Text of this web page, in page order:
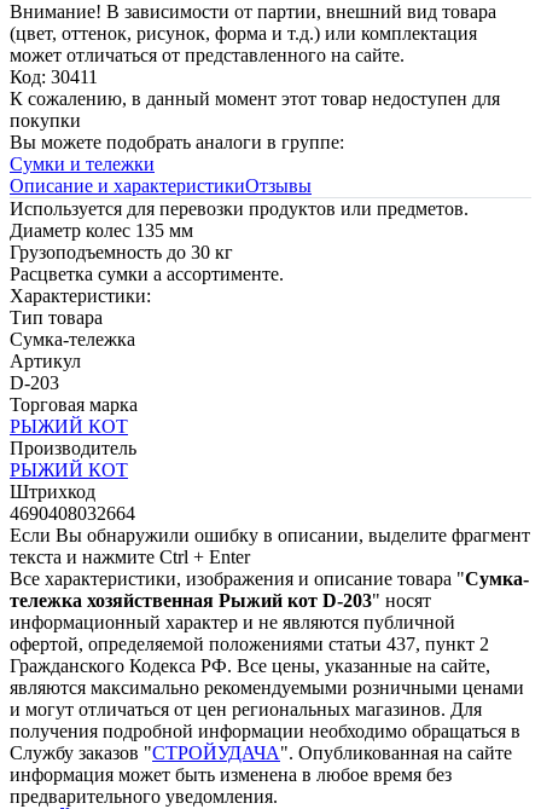
Внимание! В зависимости от партии, внешний вид товара
(цвет, оттенок, рисунок, форма и т.д.) или комплектация
может отличаться от представленного на сайте.
Код: 30411
К сожалению, в данный момент этот товар недоступен для
покупки
Вы можете подобрать аналоги в группе:
Сумки и тележки
Описание и характеристикиОтзывы
Используется для перевозки продуктов или предметов.
Диаметр колес 135 мм
Грузоподъемность до 30 кг
Расцветка сумки а ассортименте.
Характеристики:
Тип товара
Сумка-тележка
Артикул
D-203
Торговая марка
РЫЖИЙ КОТ
Производитель
РЫЖИЙ КОТ
Штрихкод
4690408032664
Если Вы обнаружили ошибку в описании, выделите фрагмент
текста и нажмите Ctrl + Enter
Все характеристики, изображения и описание товара "Сумка-
тележка хозяйственная Рыжий кот D-203" носят
информационный характер и не являются публичной
офертой, определяемой положениями статьи 437, пункт 2
Гражданского Кодекса РФ. Все цены, указанные на сайте,
являются максимально рекомендуемыми розничными ценами
и могут отличаться от цен региональных магазинов. Для
получения подробной информации необходимо обращаться в
Службу заказов "СТРОЙУДАЧА". Опубликованная на сайте
информация может быть изменена в любое время без
предварительного уведомления.